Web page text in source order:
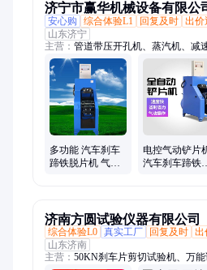
济宁市赢华机械设备有限公
安心购
综合体验L1 回复及时 出价
山东济宁
主营： 管道带压开孔机、蒸汽机、减
却塔电机、冷却塔减速机、热水高压
压泵、电镐车、桥梁喷淋养护设备、
蒸汽发生器、伸缩喷头
多功能 汽车刹车
蹄铁脱片机 气动
电控气动铲片
汽车刹车蹄铁
济南方圆试验仪器有限公司
综合体验L0 真实工厂 回复及时 出
山东济南
主营： 50KN刹车片剪切试验机、万